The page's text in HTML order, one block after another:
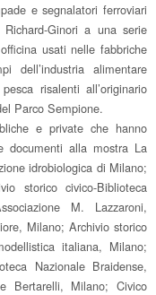
e segnalatori ferroviari
Ginori a una serie
usati nelle fabbriche
dell’industria alimentare
risalenti all’originario
Parco Sempione.
e private che hanno
documenti alla mostra La
idrobiologica di Milano;
storico civico-Biblioteca
M. Lazzaroni,
Milano; Archivio storico
italiana, Milano;
Nazionale Braidense,
Bertarelli, Milano; Civico